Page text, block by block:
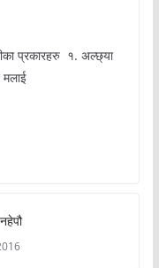
प्रकारहरु १. अल्छ्या